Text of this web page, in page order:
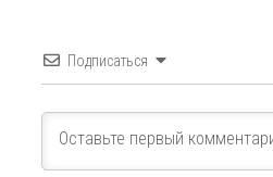
Подписаться